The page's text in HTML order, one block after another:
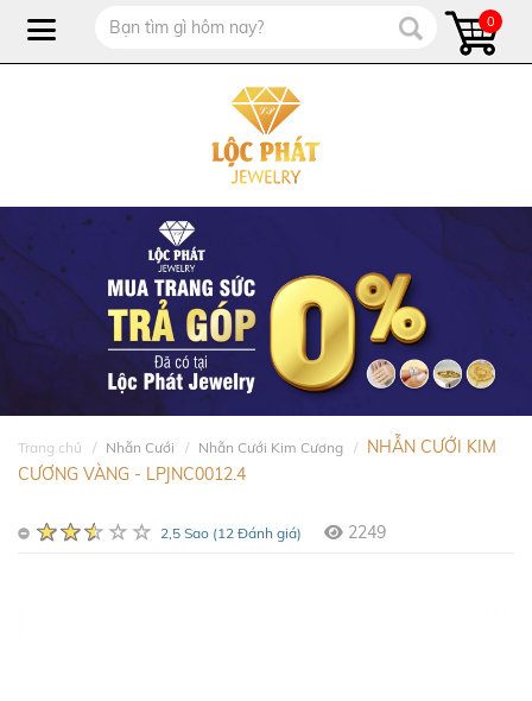
0
Trang chủ Nhẫn Cưới Nhẫn Cưới Kim Cương
NHẪN CƯỚI KIM
CƯƠNG VÀNG - LPJNC0012.4
2,5 Sao (12 Đánh giá) 2249